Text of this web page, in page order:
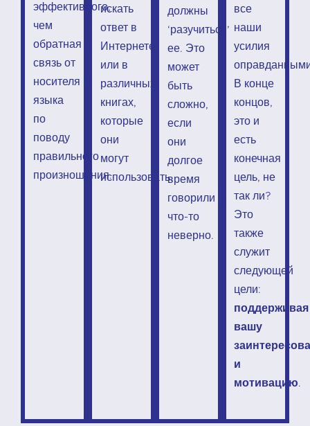
эффективного,
чем
обратная
связь от
носителя
языка
по
поводу
правильного
произношения.
искать
ответ в
Интернете
или в
различных
книгах,
которые
они
могут
использовать.
должны
‘разучиться’
ее. Это
может
быть
сложно,
если
они
долгое
время
говорили
что-то
неверно.
все
наши
усилия
В конце
концов,
это и
есть
конечная
цель, не
так ли?
Это
также
служит
следующей
цели:
поддерживая
вашу
и
мотивацию.